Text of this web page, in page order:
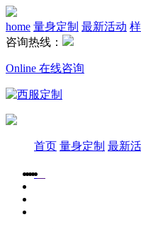
home 量身定制 最新活动
咨询热线：
Online 在线咨询
首页 量身定制 最新